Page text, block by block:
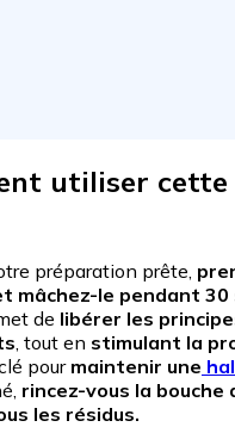
utiliser
préparation prête,
mâchez-le pendant 30
de libérer les
, tout en stimulant la
pour maintenir une
rincez-vous la bouche
les résidus.